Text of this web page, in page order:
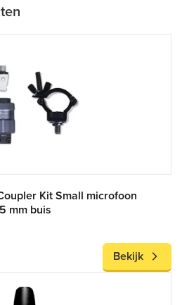
Kit Small microfoon
mm buis
Bekijk